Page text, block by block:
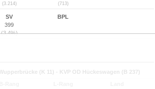
(3.214) (713)
SV
399
(3,4%)
BPL
(K 11) - KVP OD Hückeswagen (B 237)